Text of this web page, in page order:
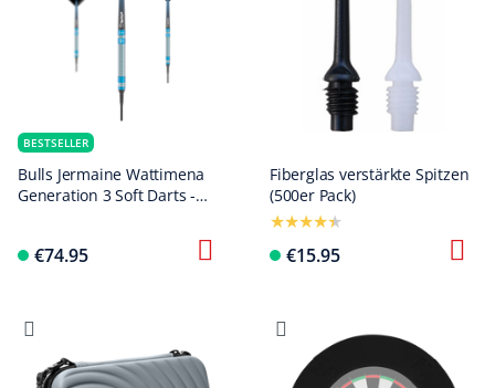
BESTSELLER
Bulls Jermaine Wattimena
Generation 3 Soft Darts -
€74.95
Fiberglas verstärkte Spitzen
(500er Pack)
€15.95